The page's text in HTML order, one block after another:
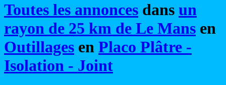
Toutes les annonces dans un
rayon de 25 km de Le Mans en
Outillages en Placo Plâtre -
Isolation - Joint